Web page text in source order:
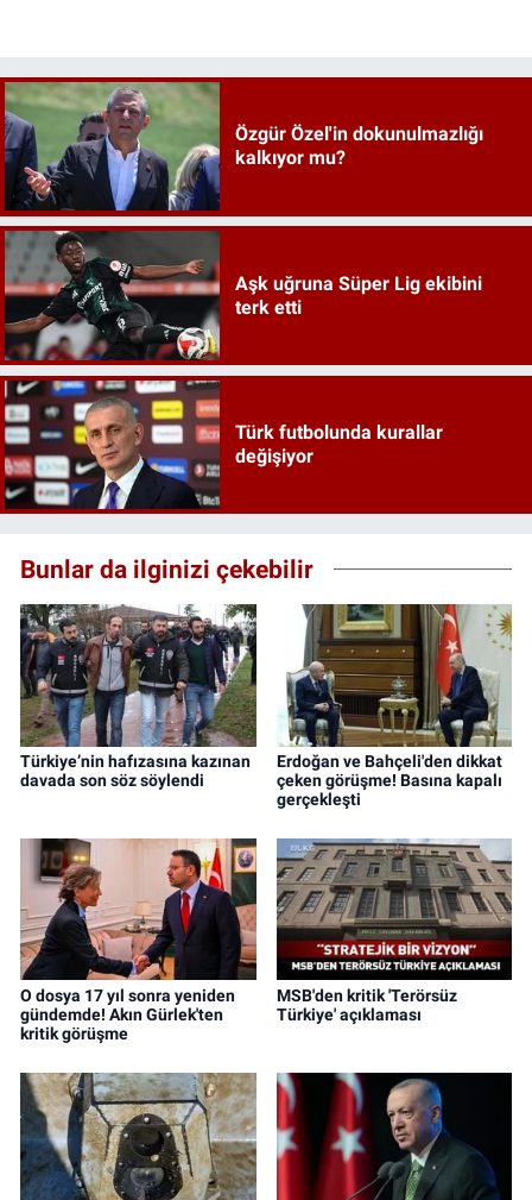
Özgür Özel'in dokunulmazlığı
kalkıyor mu?
Aşk uğruna Süper Lig ekibini
terk etti
Türk futbolunda kurallar
değişiyor
Bunlar da ilginizi çekebilir
Türkiye’nin hafızasına kazınan
davada son söz söylendi
Erdoğan ve Bahçeli'den dikkat
çeken görüşme! Basına kapalı
gerçekleşti
O dosya 17 yıl sonra yeniden
gündemde! Akın Gürlek'ten
kritik görüşme
MSB'den kritik 'Terörsüz
Türkiye' açıklaması